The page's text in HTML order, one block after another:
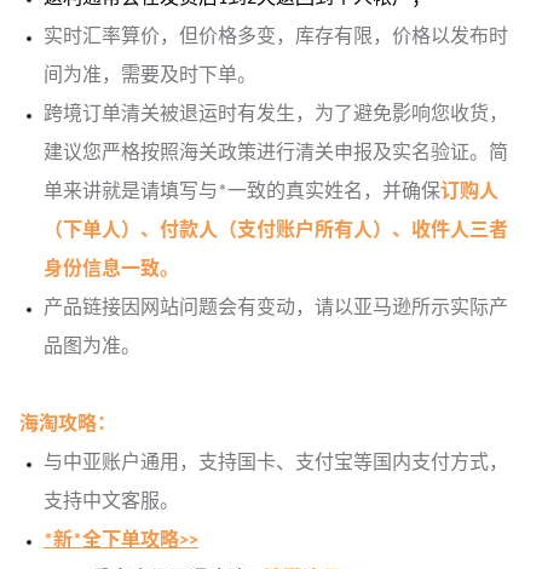
实时汇率算价，但价格多变，库存有限，价格以发布时
间为准，需要及时下单。
跨境订单清关被退运时有发生，为了避免影响您收货，
建议您严格按照海关政策进行清关申报及实名验证。简
单来讲就是请填写与*一致的真实姓名，并确保订购人
（下单人）、付款人（支付账户所有人）、收件人三者
身份信息一致。
产品链接因网站问题会有变动，请以亚马逊所示实际产
品图为准。
海淘攻略：
与中亚账户通用，支持国卡、支付宝等国内支付方式，
支持中文客服。
*新*全下单攻略>>